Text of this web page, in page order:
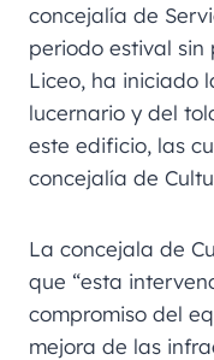
concejalía de
periodo estival
Liceo, ha iniciado
lucernario y del
este edificio, las
concejalía de
La concejala de
que “esta
compromiso del
mejora de las